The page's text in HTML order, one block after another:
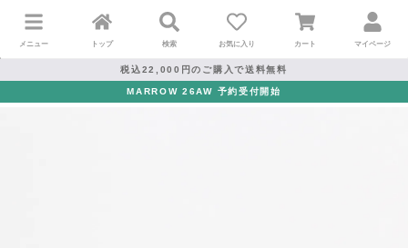
メニュー トップ 検索 お気に入り カート マイページ
税込22,000円のご購入で送料無料
MARROW 26AW 予約受付開始